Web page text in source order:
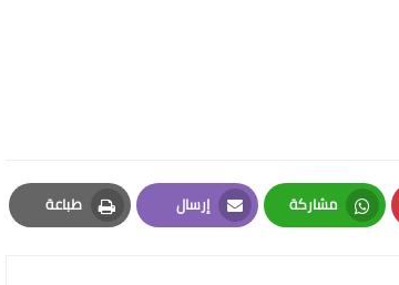
مشاركة
Whatsapp
إرسال
Email
طباعة
Print